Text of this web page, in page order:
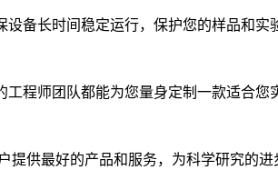
备长时间稳定运行，保护您的样品和实
程师团队都能为您量身定制一款适合您
供最好的产品和服务，为科学研究的进